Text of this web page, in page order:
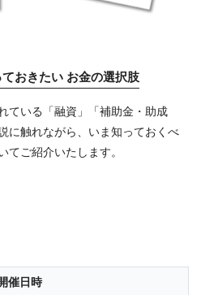
おきたい お金の選択肢
ている「融資」「補助金・助成
に触れながら、いま知っておくべ
てご紹介いたします。
催日時